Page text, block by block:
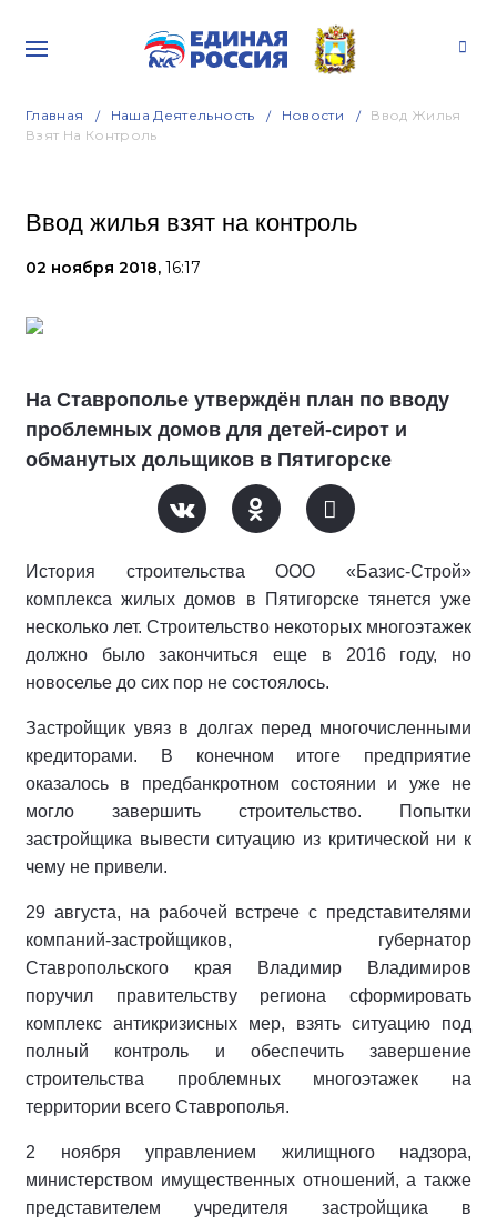
Главная Наша Деятельность Новости
Ввод Жилья
Взят На Контроль
Ввод жилья взят на контроль
02 ноября 2018, 16:17
На Ставрополье утверждён план по вводу
проблемных домов для детей-сирот и
обманутых дольщиков в Пятигорске
История строительства ООО «Базис-Строй»
комплекса жилых домов в Пятигорске тянется уже
несколько лет. Строительство некоторых многоэтажек
должно было закончиться еще в 2016 году, но
новоселье до сих пор не состоялось.
Застройщик увяз в долгах перед многочисленными
кредиторами. В конечном итоге предприятие
оказалось в предбанкротном состоянии и уже не
могло завершить строительство. Попытки
застройщика вывести ситуацию из критической ни к
чему не привели.
29 августа, на рабочей встрече с представителями
компаний-застройщиков, губернатор
Ставропольского края Владимир Владимиров
поручил правительству региона сформировать
комплекс антикризисных мер, взять ситуацию под
полный контроль и обеспечить завершение
строительства проблемных многоэтажек на
территории всего Ставрополья.
2 ноября управлением жилищного надзора,
министерством имущественных отношений, а также
представителем учредителя застройщика в